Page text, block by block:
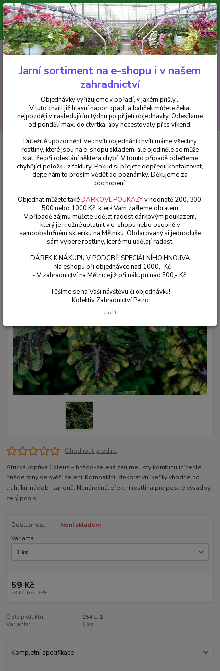
Minimální hodnota pro odeslání z e-shopu je 300 Kč.
V tuto chvíli již hlavní nápor objednávek opadl a balíček můžete čekat
nejpozději v následujícím týdnu po přijetí objednávky. Objednávky
vyřizujeme v pořadí, v jakém přišly...
CZK
Hledat
+420 602 223 614 0ks
za0 Kč
Africké kopřivy, Coleusy Coleus Africká kopřiva hnědo zelená - 1 ks
Coleus Africká kopřiva hnědo
zelená - 1 ks
Ohodnotit produkt
Africká kopřiva Coleus – hnědo-zelená zaujme listy kombinující teplé
hnědé tóny se svěží zelení. Kompaktní, dekorativní keříky vhodné do
truhlíků, nádob i záhonů. Nenáročná, efektní rostlina pro pestré výsadby.
celý popis
Dostupnost
Není skladem
Varianta
59 Kč
53 Kč bez DPH
Číslo produktu:
154 L-1
Varianta:
1 ks
Kompletní specifikace
Jarní sortiment na e-shopu i v našem
zahradnictví
Objednávky vyřizujeme v pořadí, v jakém přišly...
V tuto chvíli již hlavní nápor opadl a balíček můžete čekat
nejpozději v následujícím týdnu po přijetí objednávky. Odesíláme
od pondělí max. do čtvrtka, aby necestovaly přes víkend.
Důležité upozornění: ve chvíli objednání chvíli máme všechny
rostliny, které jsou na e-shopu skladem, ale ojediněle se může
stát, že při odeslání některá chybí. V tomto případě odečteme
chybějící položku z faktury. Pokud si přejete dopředu kontaktovat,
dejte nám to prosím vědět do poznámky. Děkujeme za
pochopení.
Objednat můžete takéDÁRKOVÉ POUKAZYv hodnotě 200, 300,
500 nebo 1000 Kč, které Vám zašleme obratem
V případě zájmu můžete udělat radost dárkovým poukazem,
který je možné uplatnit v e-shopu nebo osobně v
samoobslužném skleníku na Mělníku. Obdarovaný si jednoduše
sám vybere rostliny, které mu udělají radost.
DÁREK K NÁKUPU V PODOBĚ SPECIÁLNÍHO HNOJIVA
- Na eshopu při objednávce nad 1000,- Kč
- V zahradnictví na Mělníce již při nákupu nad 500,- Kč.
Těšíme se na Vaši návštěvu či objednávku!
Kolektiv Zahradnictví Petro
Zavřít